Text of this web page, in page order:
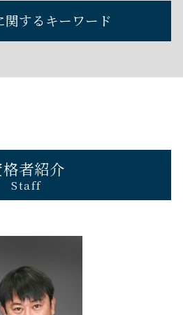
弁護士
間 少額
ンスとは
ト
ンス 内部統制
り
関するキーワード
弁護士
護士
護士
護士
士
ル 弁護士
格者紹介
Staff